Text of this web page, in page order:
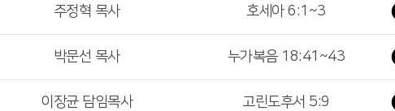
주정혁 목사 호세아 6:1~3
박문선 목사 누가복음 18:41~43
이장균 담임목사 고린도후서 5:9